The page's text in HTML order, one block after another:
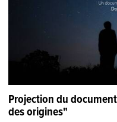
Projection du
des origines"